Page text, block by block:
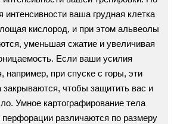
интенсивности ваша грудная клетка
кислород, и при этом альвеолы
уменьшая сжатие и увеличивая
Если ваши усилия
например, при спуске с горы, эти
чтобы защитить вас и
Умное картографирование тела
перфорации различаются по размеру